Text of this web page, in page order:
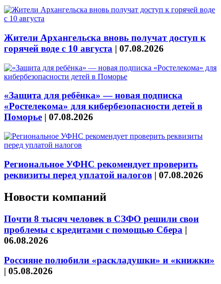
Жители Архангельска вновь получат доступ к
горячей воде с 10 августа | 07.08.2026
«Защита для ребёнка» — новая подписка
«Ростелекома» для кибербезопасности детей в
Поморье | 07.08.2026
Региональное УФНС рекомендует проверить
реквизиты перед уплатой налогов | 07.08.2026
Новости компаний
Почти 8 тысяч человек в СЗФО решили свои
проблемы с кредитами с помощью Сбера |
06.08.2026
Россияне полюбили «раскладушки» и «книжки»
| 05.08.2026